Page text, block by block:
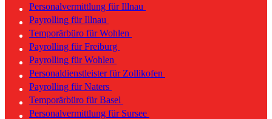
Personalvermittlung für Illnau
Payrolling für Illnau
Temporärbüro für Wohlen
Payrolling für Freiburg
Payrolling für Wohlen
Personaldienstleister für Zollikofen
Payrolling für Naters
Temporärbüro für Basel
Personalvermittlung für Sursee